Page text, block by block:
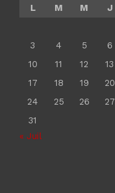
L
M M J
3
4 5 6
10
11 12 13
17
18 19 20
24
25 26 27
31
« Juil